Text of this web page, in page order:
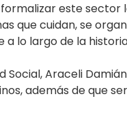
este
que cuidan, se
lo largo de la
Social, Araceli
además de que